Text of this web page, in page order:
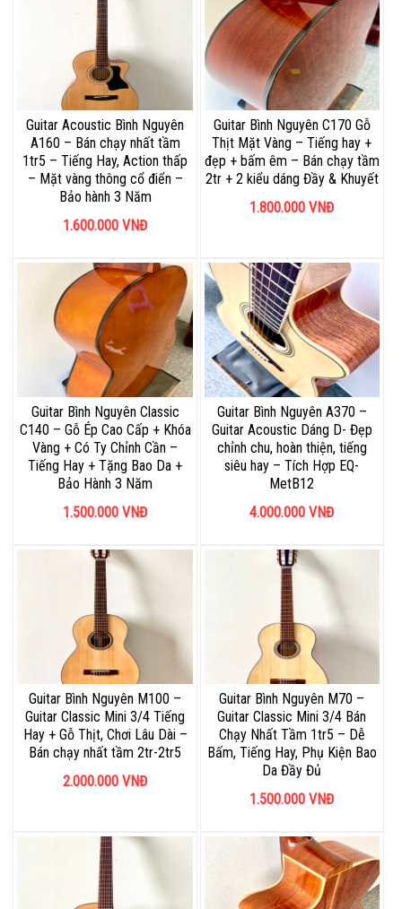
Guitar Acoustic Bình Nguyên
A160 – Bán chạy nhất tầm
1tr5 – Tiếng Hay, Action thấp
– Mặt vàng thông cổ điển –
Bảo hành 3 Năm
1.600.000 VNĐ
Guitar Bình Nguyên C170 Gỗ
Thịt Mặt Vàng – Tiếng hay +
đẹp + bấm êm – Bán chạy tầm
2tr + 2 kiểu dáng Đầy & Khuyết
1.800.000 VNĐ
Guitar Bình Nguyên Classic
C140 – Gỗ Ép Cao Cấp + Khóa
Vàng + Có Ty Chỉnh Cần –
Tiếng Hay + Tặng Bao Da +
Bảo Hành 3 Năm
1.500.000 VNĐ
Guitar Bình Nguyên A370 –
Guitar Acoustic Dáng D- Đẹp
chỉnh chu, hoàn thiện, tiếng
siêu hay – Tích Hợp EQ-
MetB12
4.000.000 VNĐ
Guitar Bình Nguyên M100 –
Guitar Classic Mini 3/4 Tiếng
Hay + Gỗ Thịt, Chơi Lâu Dài –
Bán chạy nhất tầm 2tr-2tr5
2.000.000 VNĐ
Guitar Bình Nguyên M70 –
Guitar Classic Mini 3/4 Bán
Chạy Nhất Tầm 1tr5 – Dễ
Bấm, Tiếng Hay, Phụ Kiện Bao
Da Đầy Đủ
1.500.000 VNĐ